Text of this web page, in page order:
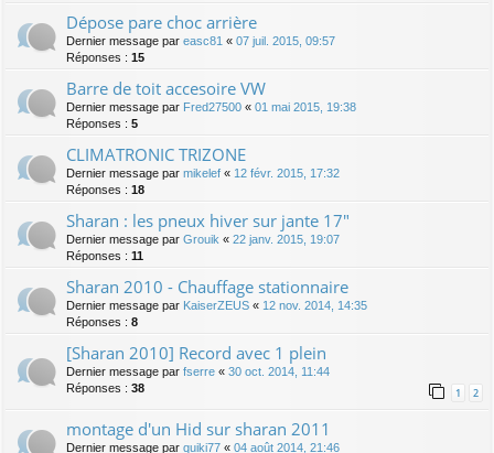
Dépose pare choc arrière
Dernier message par easc81 « 07 juil. 2015, 09:57
Réponses : 15
Barre de toit accesoire VW
Dernier message par Fred27500 « 01 mai 2015, 19:38
Réponses : 5
CLIMATRONIC TRIZONE
Dernier message par mikelef « 12 févr. 2015, 17:32
Réponses : 18
Sharan : les pneux hiver sur jante 17"
Dernier message par Grouik « 22 janv. 2015, 19:07
Réponses : 11
Sharan 2010 - Chauffage stationnaire
Dernier message par KaiserZEUS « 12 nov. 2014, 14:35
Réponses : 8
[Sharan 2010] Record avec 1 plein
Dernier message par fserre « 30 oct. 2014, 11:44
Réponses : 38 1 2
montage d'un Hid sur sharan 2011
Dernier message par quiki77 « 04 août 2014, 21:46